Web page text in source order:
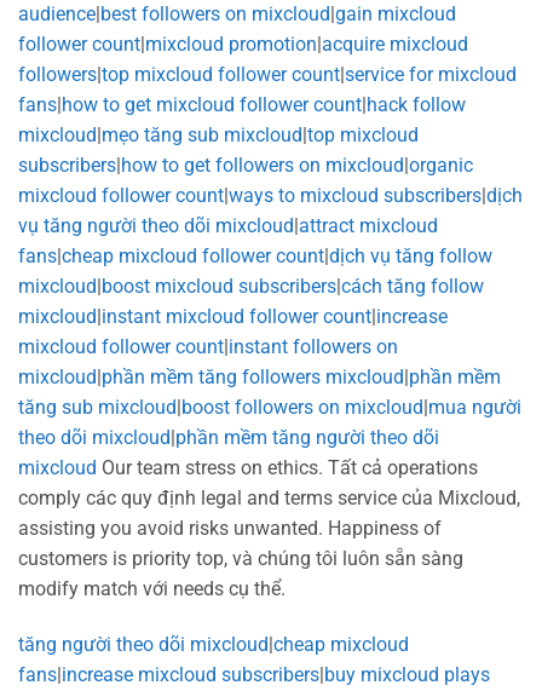
audience|best followers on mixcloud|gain mixcloud
follower count|mixcloud promotion|acquire mixcloud
followers|top mixcloud follower count|service for mixcloud
fans|how to get mixcloud follower count|hack follow
mixcloud|mẹo tăng sub mixcloud|top mixcloud
subscribers|how to get followers on mixcloud|organic
mixcloud follower count|ways to mixcloud subscribers|dịch
vụ tăng người theo dõi mixcloud|attract mixcloud
fans|cheap mixcloud follower count|dịch vụ tăng follow
mixcloud|boost mixcloud subscribers|cách tăng follow
mixcloud|instant mixcloud follower count|increase
mixcloud follower count|instant followers on
mixcloud|phần mềm tăng followers mixcloud|phần mềm
tăng sub mixcloud|boost followers on mixcloud|mua người
theo dõi mixcloud|phần mềm tăng người theo dõi
mixcloud Our team stress on ethics. Tất cả operations
comply các quy định legal and terms service của Mixcloud,
assisting you avoid risks unwanted. Happiness of
customers is priority top, và chúng tôi luôn sẵn sàng
modify match với needs cụ thể.
tăng người theo dõi mixcloud|cheap mixcloud
fans|increase mixcloud subscribers|buy mixcloud plays